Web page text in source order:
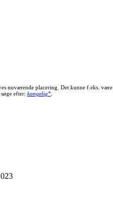
nuværende placering. Det kunne f.eks. være
efter: kongelig*.